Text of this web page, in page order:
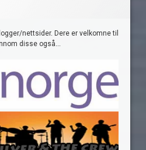
nettsider. Dere er velkomne til
disse også...